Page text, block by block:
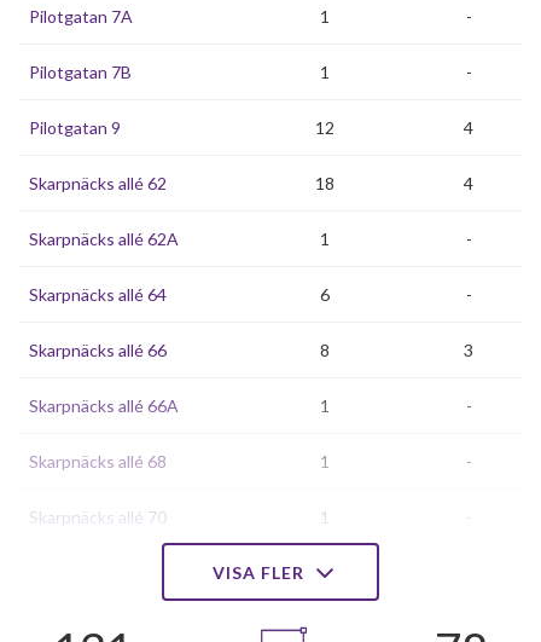
Pilotgatan 7A 1 -
Pilotgatan 7B 1 -
Pilotgatan 9 12 4
Skarpnäcks allé 62 18 4
Skarpnäcks allé 62A 1 -
Skarpnäcks allé 64 6 -
Skarpnäcks allé 66 8 3
Skarpnäcks allé 66A 1 -
Skarpnäcks allé 68 1 -
Skarpnäcks allé 70 1 -
6
VISA FLER